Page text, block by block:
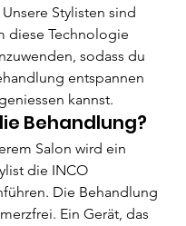
Stylisten sind
diese Technologie
sodass du
entspannen
kannst.
Behandlung?
Salon wird ein
die INCO
Die Behandlung
Ein Gerät, das